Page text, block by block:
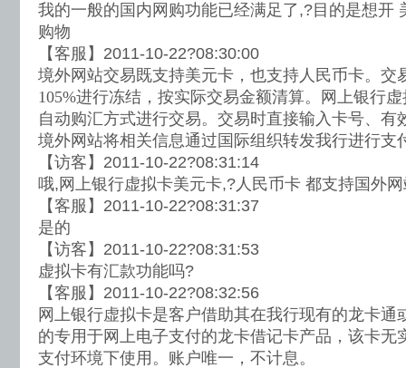
我的一般的国内网购功能已经满足了,?目的是想开
购物
【客服】2011-10-22?08:30:00
境外网站交易既支持美元卡，也支持人民币卡。交
105%进行冻结，按实际交易金额清算。网上银行
自动购汇方式进行交易。交易时直接输入卡号、有
境外网站将相关信息通过国际组织转发我行进行支
【访客】2011-10-22?08:31:14
哦,网上银行虚拟卡美元卡,?人民币卡 都支持国外
【客服】2011-10-22?08:31:37
是的
【访客】2011-10-22?08:31:53
虚拟卡有汇款功能吗?
【客服】2011-10-22?08:32:56
网上银行虚拟卡是客户借助其在我行现有的龙卡通
的专用于网上电子支付的龙卡借记卡产品，该卡无
支付环境下使用。账户唯一，不计息。